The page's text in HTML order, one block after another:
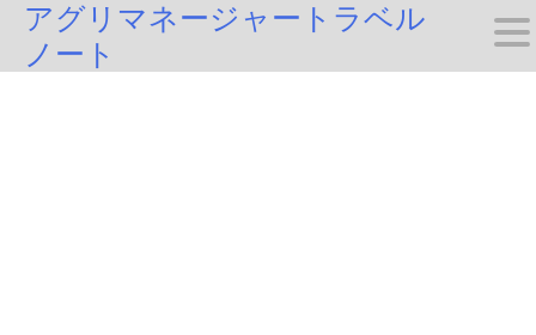
Skipアグリマネージャートラベル
ノート